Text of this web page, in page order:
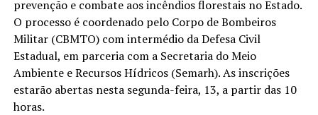
prevenção e combate aos incêndios florestais no Estado.
O processo é coordenado pelo Corpo de Bombeiros
Militar (CBMTO) com intermédio da Defesa Civil
Estadual, em parceria com a Secretaria do Meio
Ambiente e Recursos Hídricos (Semarh). As inscrições
estarão abertas nesta segunda-feira, 13, a partir das 10
horas.